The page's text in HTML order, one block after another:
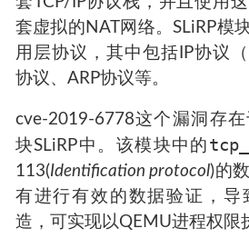
套虚拟的NAT网络。SLiRP模
用层协议，其中包括IP协议
协议、ARP协议等。
cve-2019-6778这个漏洞存
块SLiRP中。该模块中的
113(Identification protocol)的
有进行有效的数据验证，导
造，可实现以QEMU进程权限